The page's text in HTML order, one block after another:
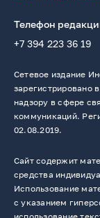
Телефон
+7 394 223 36 19
Сетевое издание
зарегистрировано
надзору в сфере
коммуникаций.
02.08.2019.
Сайт содержит
средства
Использование
с указанием